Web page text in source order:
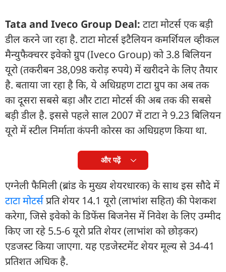
Tata and Iveco Group Deal: टाटा मोटर्स एक बड़ी
डील करने जा रहा है. टाटा मोटर्स इटैलियन कमर्शियल व्हीकल
मैन्युफैक्चरर इवेको ग्रुप (Iveco Group) को 3.8 बिलियन
यूरो (तकरीबन 38,098 करोड़ रुपये) में खरीदने के लिए तैयार
है. बताया जा रहा है कि, ये अधिग्रहण टाटा ग्रुप का अब तक
का दूसरा सबसे बड़ा और टाटा मोटर्स की अब तक की सबसे
बड़ी डील है. इससे पहले साल 2007 में टाटा ने 9.23 बिलियन
यूरो में स्टील निर्माता कंपनी कोरस का अधिग्रहण किया था.
और पढ़ें
एग्नेली फैमिली (ब्रांड के मुख्य शेयरधारक) के साथ इस सौदे में
टाटा मोटर्सप्रति शेयर 14.1 यूरो (लाभांश सहित) की पेशकश
करेगा, जिसे इवेको के डिफेंस बिजनेस में निवेश के लिए उम्मीद
किए जा रहे 5.5-6 यूरो प्रति शेयर (लाभांश को छोड़कर)
एडजस्ट किया जाएगा. यह एडजेस्टमेंट शेयर मूल्य से 34-41
प्रतिशत अधिक है.